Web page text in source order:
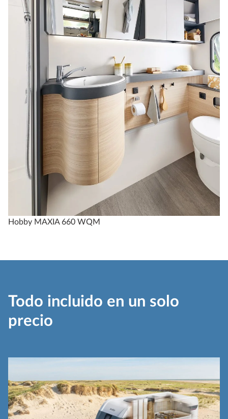
Hobby MAXIA 660 WQM
Todo incluido en un solo
precio